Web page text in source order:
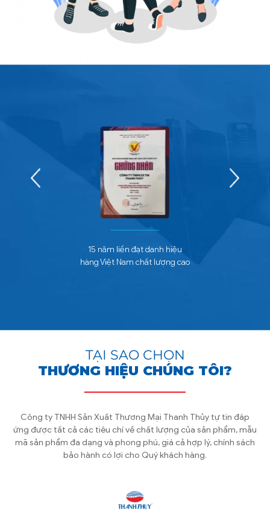
15 năm liền đạt danh hiệu
hàng Việt Nam chất lượng cao
TẠI SAO CHỌN
THƯƠNG HIỆU CHÚNG TÔI?
Công ty TNHH Sản Xuất Thương Mại Thanh Thủy tự tin đáp
ứng được tất cả các tiêu chí về chất lượng của sản phẩm, mẫu
mã sản phẩm đa dạng và phong phú, giá cả hợp lý, chính sách
bảo hành có lợi cho Quý khách hàng.